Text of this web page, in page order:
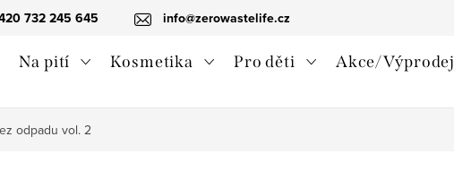
732 245 645 info@zerowastelife.cz
Ochrana osobních údajů Odstoupení od smlouvy
Na pití Kosmetika Pro děti Akce/Výprodej
odpadu vol. 2